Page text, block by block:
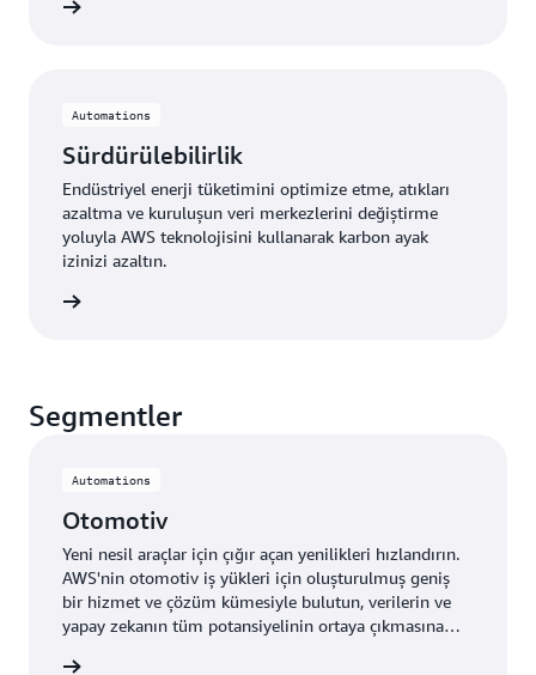
Automations
Sürdürülebilirlik
Endüstriyel enerji tüketimini optimize etme, atıkları
azaltma ve kuruluşun veri merkezlerini değiştirme
yoluyla AWS teknolojisini kullanarak karbon ayak
izinizi azaltın.
Segmentler
Automations
Otomotiv
Yeni nesil araçlar için çığır açan yenilikleri hızlandırın.
AWS'nin otomotiv iş yükleri için oluşturulmuş geniş
bir hizmet ve çözüm kümesiyle bulutun, verilerin ve
yapay zekanın tüm potansiyelinin ortaya çıkmasına